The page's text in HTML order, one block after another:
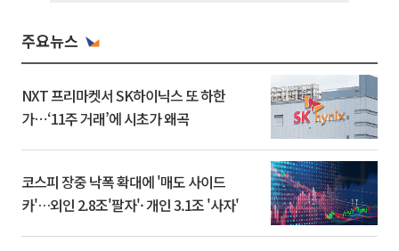
주요뉴스
NXT 프리마켓서 SK하이닉스 또 하한
가⋯‘11주 거래’에 시초가 왜곡
코스피 장중 낙폭 확대에 '매도 사이드
카'…외인 2.8조'팔자'· 개인 3.1조 '사자'